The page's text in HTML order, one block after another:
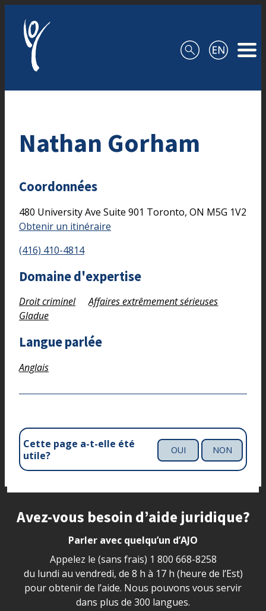
Nathan Gorham
Coordonnées
480 University Ave Suite 901 Toronto, ON M5G 1V2
Obtenir un itinéraire
(416) 410-4814
Domaine d'expertise
Droit criminel
Affaires extrêmement sérieuses
Gladue
Langue parlée
Anglais
Cette page a-t-elle été
utile?
OUI NON
Site footer
Avez-vous besoin d’aide juridique?
Parler avec quelqu’un d’AJO
Appelez le (sans frais) 1 800 668-8258
du lundi au vendredi, de 8 h à 17 h (heure de l’Est)
pour obtenir de l’aide. Nous pouvons vous servir
dans plus de 300 langues.